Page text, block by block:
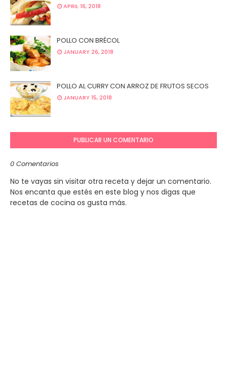
APRIL 16, 2018
POLLO CON BRÉCOL
JANUARY 26, 2018
POLLO AL CURRY CON ARROZ DE FRUTOS SECOS
JANUARY 15, 2018
PUBLICAR UN COMENTARIO
0 Comentarios
No te vayas sin visitar otra receta y dejar un comentario.
Nos encanta que estés en este blog y nos digas que
recetas de cocina os gusta más.